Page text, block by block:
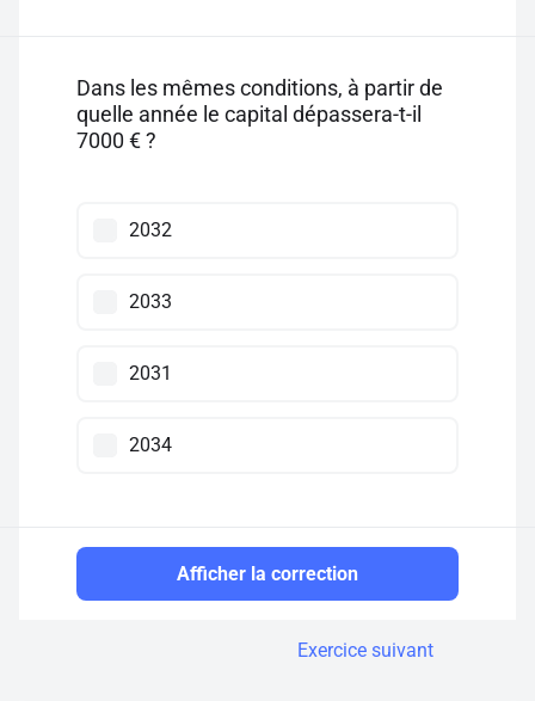
Dans les mêmes conditions, à partir de
quelle année le capital dépassera-t-il
7000 € ?
2032
2033
2031
2034
Afficher la correction
Exercice suivant